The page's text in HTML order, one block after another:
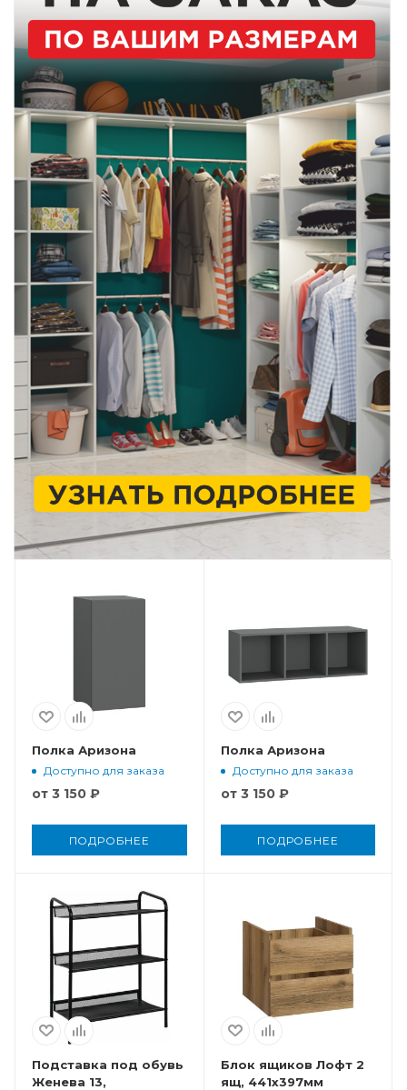
Полка Аризона
Доступно для заказа
от 3 150 ₽
ПОДРОБНЕЕ
Полка Аризона
Доступно для заказа
от 3 150 ₽
ПОДРОБНЕЕ
Подставка под обувь
Женева 13,
Блок ящиков Лофт 2
ящ, 441x397мм